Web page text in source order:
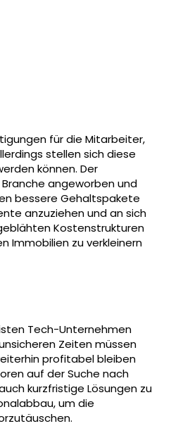
für die Mitarbeiter,
stellen sich diese
können. Der
angeworben und
bessere Gehaltspakete
anzuziehen und an sich
Kostenstrukturen
Immobilien zu verkleinern
Tech-Unternehmen
Zeiten müssen
profitabel bleiben
auf der Suche nach
kurzfristige Lösungen zu
um die